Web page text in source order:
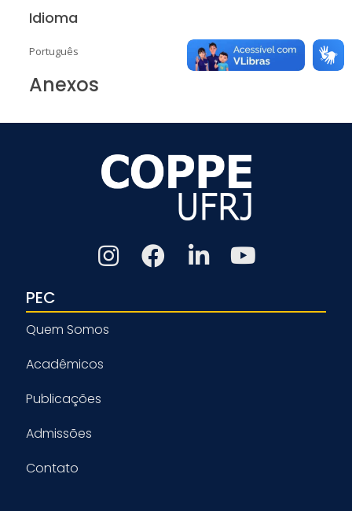
Idioma
Português
Anexos
PEC
Quem Somos
Acadêmicos
Publicações
Admissões
Contato